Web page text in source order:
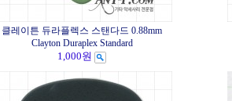
클레이튼 듀라플렉스 스탠다드 0.88mm
Clayton Duraplex Standard
1,000원